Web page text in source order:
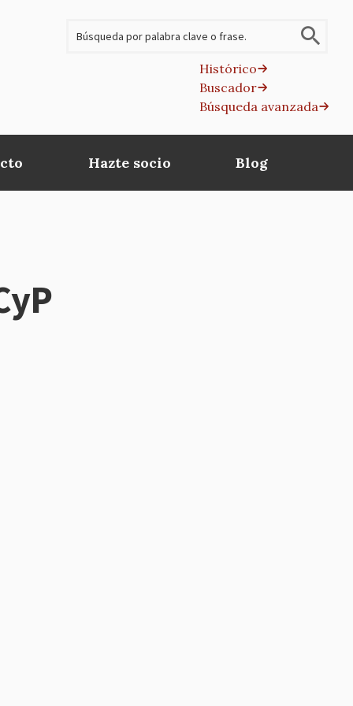
Histórico
Buscador
Búsqueda avanzada
Hazte socio Blog